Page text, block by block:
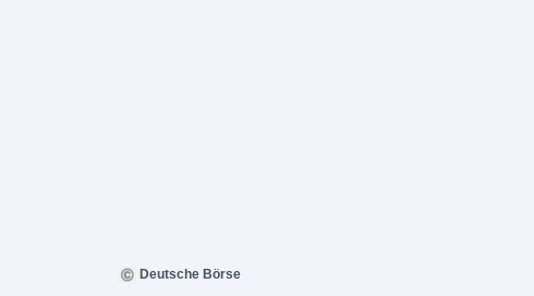
Deutsche Börse